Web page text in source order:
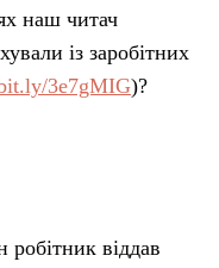
наш читач
із заробітних
3e7gMIG)?
віддав